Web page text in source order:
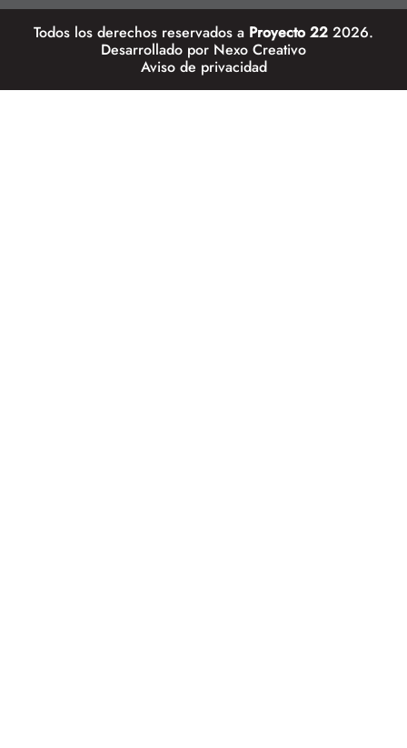
Todos los derechos reservados a Proyecto 22 2026.
Desarrollado por Nexo Creativo
Aviso de privacidad